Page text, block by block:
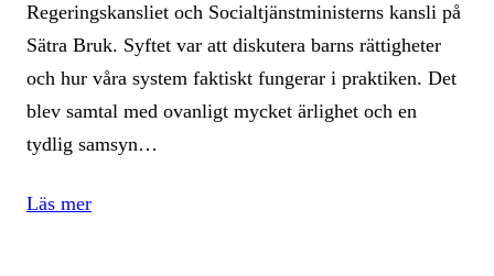
Regeringskansliet och Socialtjänstministerns kansli på
Sätra Bruk. Syftet var att diskutera barns rättigheter
och hur våra system faktiskt fungerar i praktiken. Det
blev samtal med ovanligt mycket ärlighet och en
tydlig samsyn…
Läs mer